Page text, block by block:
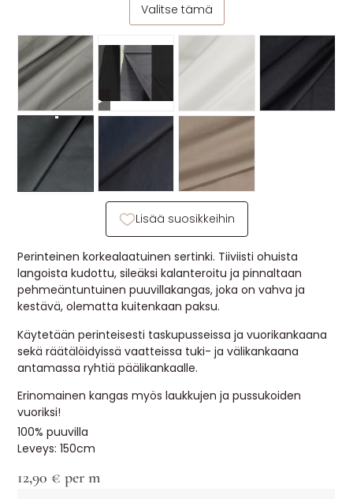
SISUSTUSKANKAAT
YLEISKANKAAT
LISENSOIDUT KANKAAT
KANKAAT A-Ö
MUUT
🔖 OUTLET
OHJEITA
USEIN KYSYTTYÄ
OTA YHTEYTTÄ
Perinteinen korkealaatuinen sertinki. Tiiviisti ohuista
langoista kudottu, sileäksi kalanteroitu ja pinnaltaan
pehmeäntuntuinen puuvillakangas, joka on vahva ja
kestävä, olematta kuitenkaan paksu.
Käytetään perinteisesti taskupusseissa ja vuorikankaana
sekä räätälöidyissä vaatteissa tuki- ja välikankaana
antamassa ryhtiä päälikankaalle.
Erinomainen kangas myös laukkujen ja pussukoiden
vuoriksi!
100% puuvilla
Leveys: 150cm
12,90 € per m
Valitse tämä
▶
Lisää suosikkeihin